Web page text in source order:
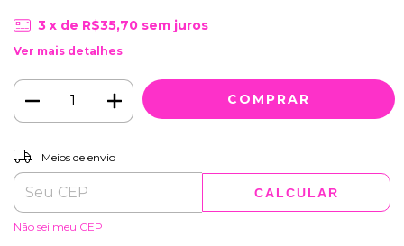
3 x de R$35,70 sem juros
Ver mais detalhes
Entregas para o CEP:
Meios de envio
CALCULAR
Não sei meu CEP